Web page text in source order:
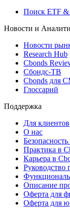
Поиск ETF &
Новости и
Новости
Research Hub
Cbonds
Сбондс-ТВ
Cbonds для
Глоссарий
Поддержка
Для клиентов
О нас
Практика в
Карьера в
Руководство
Описание
Оферта для
Оферта для